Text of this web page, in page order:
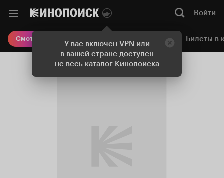
У вас включен VPN или
в вашей стране доступен
не весь каталог Кинопоиска
Войти
Смотреть кино Онлайн-кинотеатр Билеты в